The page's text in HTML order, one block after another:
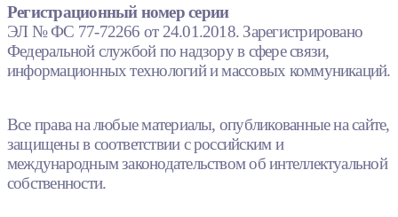
Регистрационный номер серии
ЭЛ № ФС 77-72266 от 24.01.2018. Зарегистрировано
Федеральной службой по надзору в сфере связи,
информационных технологий и массовых коммуникаций.
Все права на любые материалы, опубликованные на сайте,
защищены в соответствии с российским и
международным законодательством об интеллектуальной
собственности.